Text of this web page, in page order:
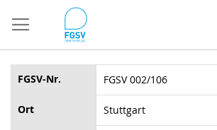
zum
Inhalt
FGSV-Nr. FGSV 002/106
Ort Stuttgart